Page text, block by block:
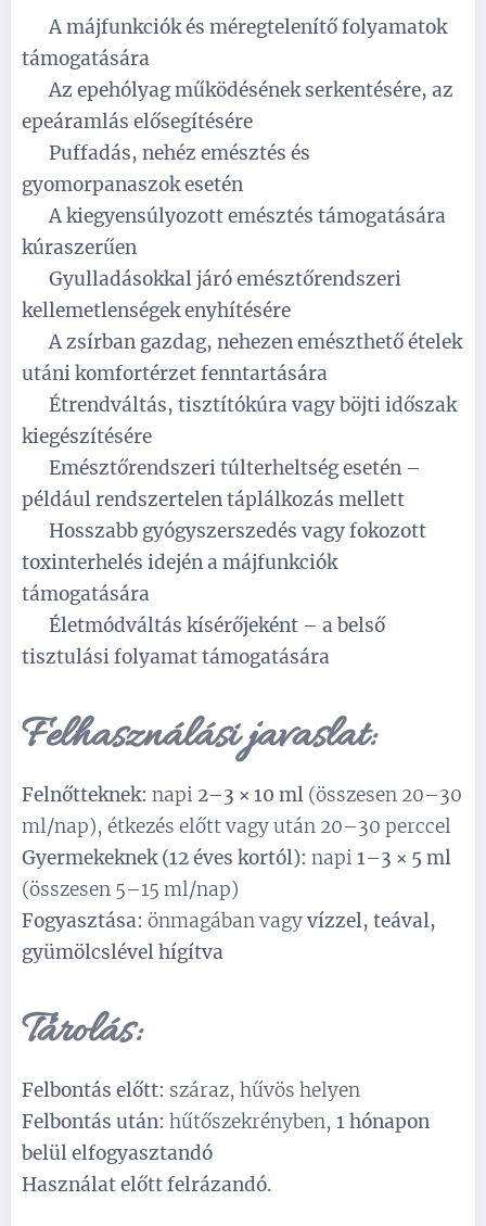
✅A májfunkciók és méregtelenítő folyamatok
támogatására
✅Az epehólyag működésének serkentésére, az
epeáramlás elősegítésére
Puffadás, nehéz emésztés és
gyomorpanaszok esetén
✅A kiegyensúlyozott emésztés támogatására
kúraszerűen
Gyulladásokkal járó emésztőrendszeri
kellemetlenségek enyhítésére
✅A zsírban gazdag, nehezen emészthető ételek
utáni komfortérzet fenntartására
Étrendváltás, tisztítókúra vagy böjti időszak
kiegészítésére
Emésztőrendszeri túlterheltség esetén –
például rendszertelen táplálkozás mellett
Hosszabb gyógyszerszedés vagy fokozott
toxinterhelés idején a májfunkciók
támogatására
Életmódváltás kísérőjeként – a belső
tisztulási folyamat támogatására
Felhasználási javaslat:
Felnőtteknek: napi 2–3 × 10 ml (összesen 20–30
ml/nap), étkezés előtt vagy után 20–30 perccel
Gyermekeknek (12 éves kortól): napi 1–3 × 5 ml
(összesen 5–15 ml/nap)
Fogyasztása: önmagában vagyvízzel, teával,
gyümölcslével hígítva
Tárolás:
Felbontás előtt: száraz, hűvös helyen
Felbontás után: hűtőszekrényben, 1 hónapon
belül elfogyasztandó
Használat előtt felrázandó.